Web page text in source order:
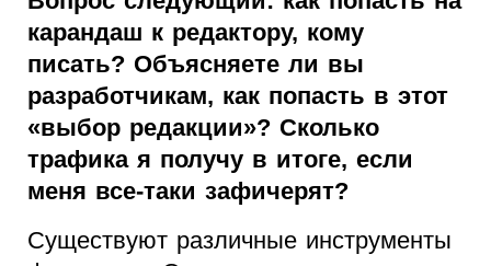
карандаш к редактору, кому
писать? Объясняете ли вы
разработчикам, как попасть в этот
«выбор редакции»? Сколько
трафика я получу в итоге, если
меня все-таки зафичерят?
Существуют различные инструменты